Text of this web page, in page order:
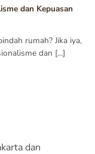
dan Kepuasan
rumah? Jika iya,
dan [...]
dan